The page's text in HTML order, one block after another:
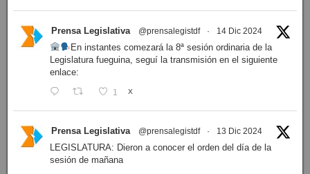
Prensa Legislativa @prensalegistdf · 14 Dic 2024
En instantes comezará la 8ª sesión ordinaria de la
Legislatura fueguina, seguí la transmisión en el siguiente
enlace:
1 X
Prensa Legislativa @prensalegistdf · 13 Dic 2024
LEGISLATURA: Dieron a conocer el orden del día de la
sesión de mañana